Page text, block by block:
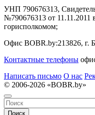
УНП 790676313,
№790676313 от 11.11.2011
горисполкомом;
Офис BOBR.by:213826, г.
Контактные телефоны
Написать письмо О нас
© 2006-2026 «BOBR.by»
Поиск